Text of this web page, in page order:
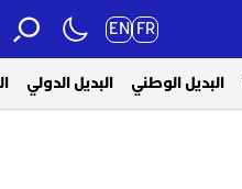
FR
EN
البديل الوطني البديل الدولي